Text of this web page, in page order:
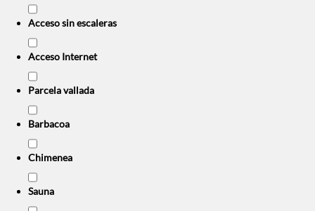
Acceso sin escaleras
Acceso Internet
Parcela vallada
Barbacoa
Chimenea
Sauna